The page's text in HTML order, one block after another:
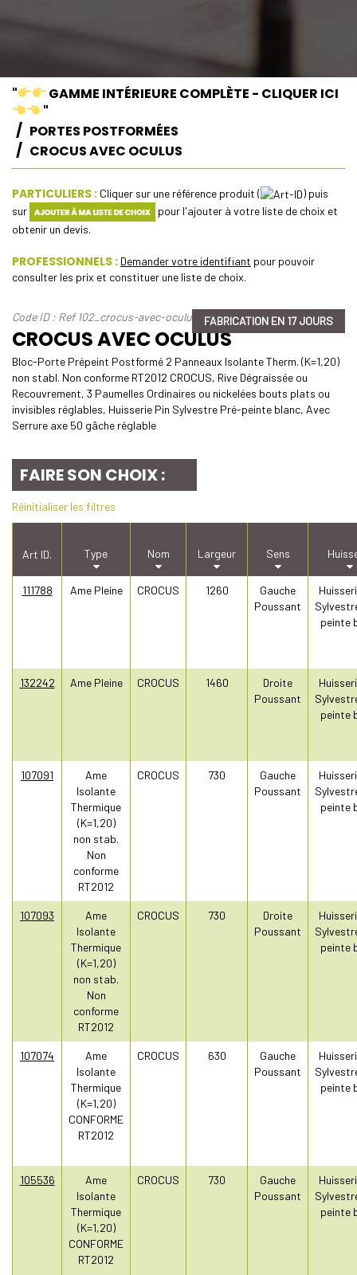
"
GAMME INTÉRIEURE COMPLÈTE - CLIQUER ICI
"
PORTES POSTFORMÉES
CROCUS AVEC OCULUS
PARTICULIERS : Cliquer sur une référence produit (
) puis
sur
pour l'ajouter à votre liste de choix et
obtenir un devis.
PROFESSIONNELS : Demander votre identifiant pour pouvoir
consulter les prix et constituer une liste de choix.
Code ID : Ref 102_crocus-avec-oculus
CROCUS AVEC OCULUS
FABRICATION EN 17 JOURS
Bloc-Porte Prépeint Postformé 2 Panneaux Isolante Therm. (K=1,20)
non stabl. Non conforme RT2012 CROCUS, Rive Dégraissée ou
Recouvrement, 3 Paumelles Ordinaires ou nickelées bouts plats ou
invisibles réglables, Huisserie Pin Sylvestre Pré-peinte blanc, Avec
Serrure axe 50 gâche réglable
FAIRE SON CHOIX :
Réinitialiser les filtres
Art ID. Type Nom Largeur Sens
111788 Ame Pleine CROCUS 1260
Gauche
Poussant
peinte
132242 Ame Pleine CROCUS 1460
Droite
Poussant
peinte
107091
Ame
Isolante
Thermique
(K=1,20)
non stab.
Non
conforme
RT2012
CROCUS 730
Gauche
Poussant
peinte
107093
Ame
Isolante
Thermique
(K=1,20)
non stab.
Non
conforme
RT2012
CROCUS 730
Droite
Poussant
peinte
107074
Ame
Isolante
Thermique
(K=1,20)
CONFORME
RT2012
CROCUS 630
Gauche
Poussant
peinte
105536
Ame
Isolante
Thermique
(K=1,20)
CONFORME
RT2012
CROCUS 730
Gauche
Poussant
peinte